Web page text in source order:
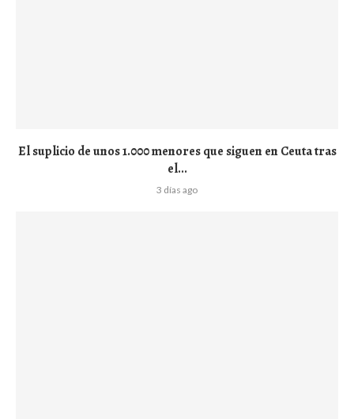
El suplicio de unos 1.000 menores que siguen en Ceuta tras
el...
3 días ago